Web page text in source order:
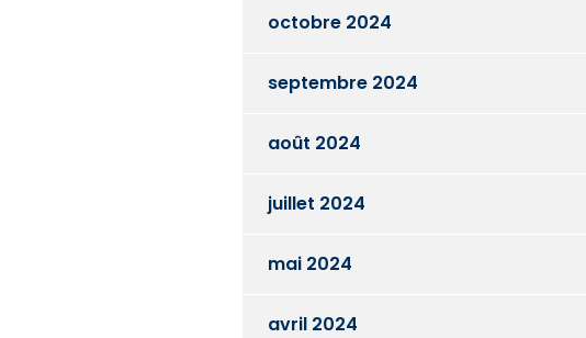
octobre 2024
septembre 2024
août 2024
juillet 2024
mai 2024
avril 2024